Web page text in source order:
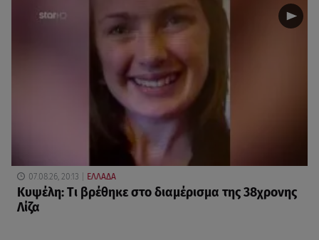
07.08.26, 20:13 ΕΛΛΑΔΑ
Κυψέλη: Tι βρέθηκε στο διαμέρισμα της 38χρονης
Λίζα